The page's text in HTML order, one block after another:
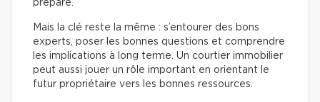
préparé.
Mais la clé reste la même : s’entourer des bons
experts, poser les bonnes questions et comprendre
les implications à long terme. Un courtier immobilier
peut aussi jouer un rôle important en orientant le
futur propriétaire vers les bonnes ressources.